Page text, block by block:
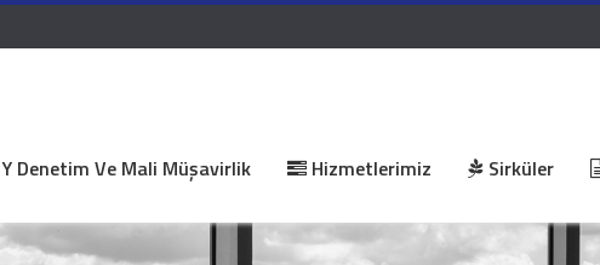
Y Denetim Ve Mali Müşavirlik Hizmetlerimiz Sirküler